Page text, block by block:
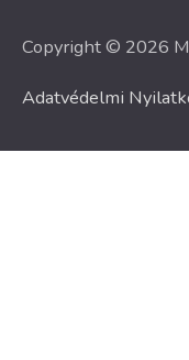
Copyright © 2026
Adatvédelmi